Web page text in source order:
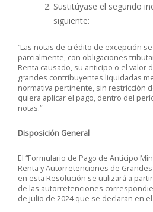
Sustitúyase el segundo
siguiente:
“Las notas de crédito de excepción
parcialmente, con obligaciones
Renta causado, su anticipo o el valor
grandes contribuyentes liquidadas
normativa pertinente, sin restricción
quiera aplicar el pago, dentro del
notas.”
Disposición General
El “Formulario de Pago de Anticipo
Renta y Autorretenciones de
en esta Resolución se utilizará a
de las autorretenciones
de julio de 2024 que se declaran en